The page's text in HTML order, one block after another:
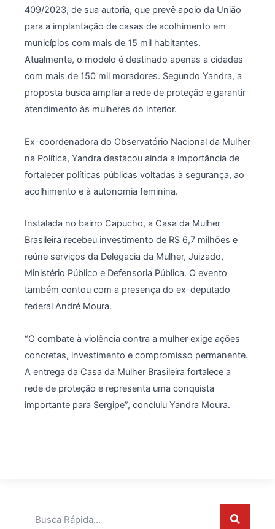
409/2023, de sua autoria, que prevê apoio da União
para a implantação de casas de acolhimento em
municípios com mais de 15 mil habitantes.
Atualmente, o modelo é destinado apenas a cidades
com mais de 150 mil moradores. Segundo Yandra, a
proposta busca ampliar a rede de proteção e garantir
atendimento às mulheres do interior.
Ex-coordenadora do Observatório Nacional da Mulher
na Política, Yandra destacou ainda a importância de
fortalecer políticas públicas voltadas à segurança, ao
acolhimento e à autonomia feminina.
Instalada no bairro Capucho, a Casa da Mulher
Brasileira recebeu investimento de R$ 6,7 milhões e
reúne serviços da Delegacia da Mulher, Juizado,
Ministério Público e Defensoria Pública. O evento
também contou com a presença do ex-deputado
federal André Moura.
“O combate à violência contra a mulher exige ações
concretas, investimento e compromisso permanente.
A entrega da Casa da Mulher Brasileira fortalece a
rede de proteção e representa uma conquista
importante para Sergipe”, concluiu Yandra Moura.